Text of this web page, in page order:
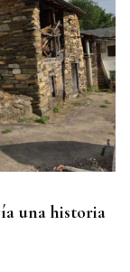
una historia